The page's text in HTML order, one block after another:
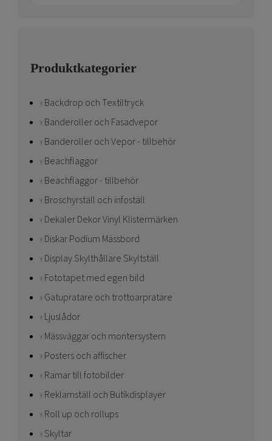
Produktkategorier
Backdrop och Textiltryck
Banderoller och Fasadvepor
Banderoller och Vepor - tillbehör
Beachflaggor
Beachflaggor - tillbehör
Broschyrställ och infoställ
Dekaler Dekor Vinyl Klistermärken
Diskar Podium Mässbord
Display Skylthållare Skyltställ
Fototapet med egen bild
Gatupratare och trottoarpratare
Ljuslådor
Mässväggar och montersystem
Posters och affischer
Ramar till fotobilder
Reklamställ och Butikdisplayer
Roll up och rollups
Skyltar